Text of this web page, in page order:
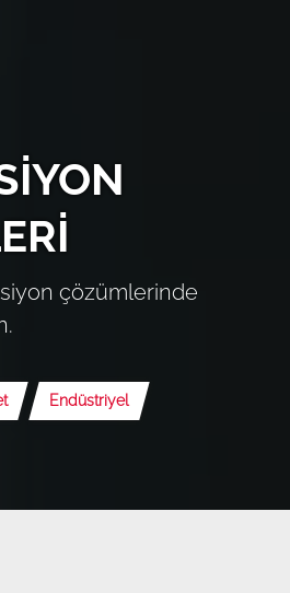
çözümlerinde
Endüstriyel